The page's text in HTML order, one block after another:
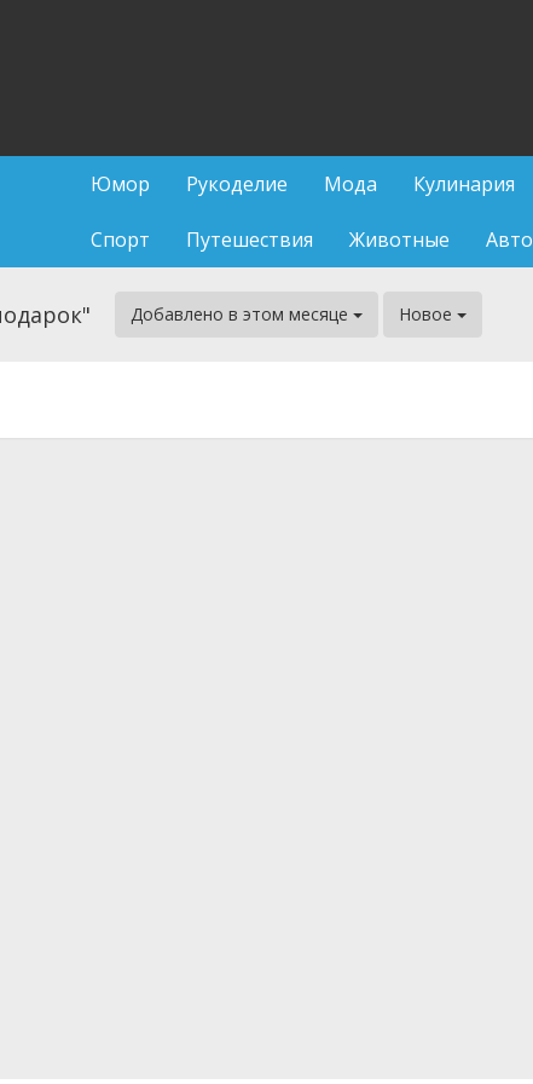
Юмор Рукоделие Мода Кулинария
Спорт Путешествия Животные Авто
Добавлено в этом месяце Новое